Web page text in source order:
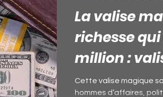
La valise
richesse
million :
euro
Cette valise magique
hommes d’affaires,